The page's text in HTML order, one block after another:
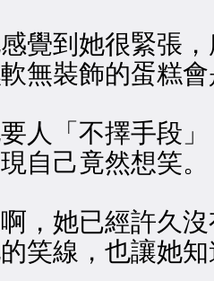
到她很緊張，
無裝飾的蛋糕
「不擇手段」
自己竟然想笑。
她已經許久沒
笑線，也讓她